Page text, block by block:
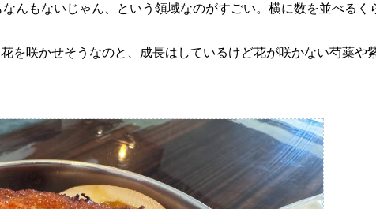
んもないじゃん、という領域なのがすごい。横に数を並べるく
を咲かせそうなのと、成長はしているけど花が咲かない芍薬や